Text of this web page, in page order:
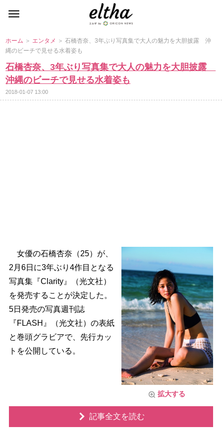
ホーム ＞ エンタメ ＞ 石橋杏奈、3年ぶり写真集で大人の魅力を大胆披露 沖
縄のビーチで見せる水着姿も
石橋杏奈、3年ぶり写真集で大人の魅力を大胆披露
沖縄のビーチで見せる水着姿も
2018-01-07 13:00
拡大する
女優の石橋杏奈（25）が、
2月6日に3年ぶり4作目となる
写真集『Clarity』（光文社）
を発売することが決定した。
5日発売の写真週刊誌
『FLASH』（光文社）の表紙
と巻頭グラビアで、先行カッ
トを公開している。
記事全文を読む